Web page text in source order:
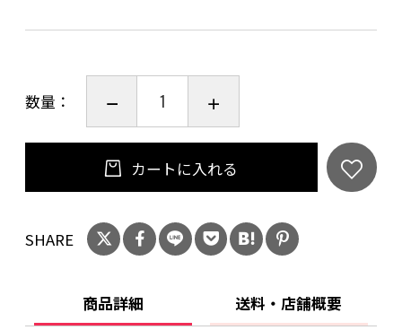
内袋の表示通りレンジまたは湯煎にて解凍して
出汁巻き玉子は冷蔵庫にて一晩（７～８時間）
ゆっくり解凍してください
－18℃以下で保存の上、解凍後は当日中にお召
し上がりください。
数量：
カートに入れる
SHARE
商品詳細 送料・店舗概要